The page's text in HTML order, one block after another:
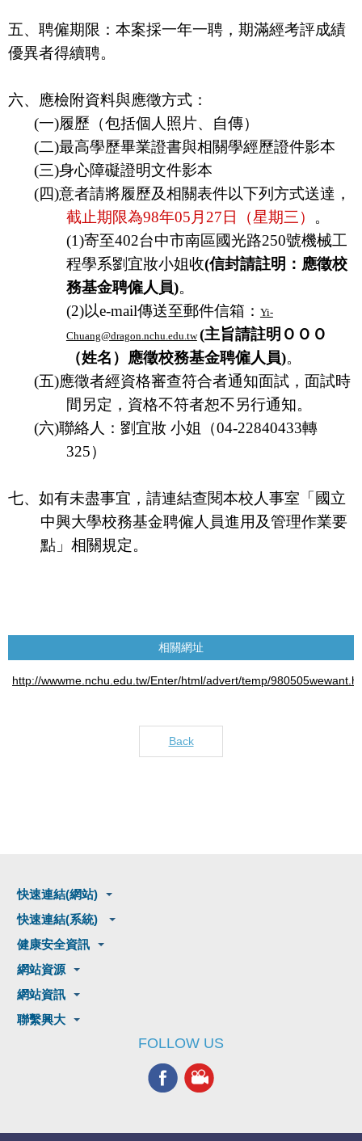
五、聘僱期限：本案採一年一聘，期滿經考評成績
優異者得續聘。
六、應檢附資料與應徵方式：
(一)履歷（包括個人照片、自傳）
(二)最高學歷畢業證書與相關學經歷證件影本
(三)身心障礙證明文件影本
(四)意者請將履歷及相關表件以下列方式送達，
截止期限為98年05 月 27日（星期三） 。
(1)寄至402台中市南區國光路250號機械工
程學系劉宜妝小姐收(信封請註明：應徵校
務基金聘僱人員)。
(2)以e-mail傳送至郵件信箱： Yi-
Chuang@dragon.nchu.edu.tw (主旨請註明ＯＯＯ
（姓名）應徵校務基金聘僱人員)。
(五)應徵者經資格審查符合者通知面試，面試時
間另定，資格不符者恕不另行通知。
(六)聯絡人：劉宜妝 小姐（04-22840433轉
325）
七、如有未盡事宜，請連結查閱本校人事室「國立
中興大學校務基金聘僱人員進用及管理作業要
點」相關規定。
相關網址
http://wwwme.nchu.edu.tw/Enter/html/advert/temp/
Back
快速連結(網站)
快速連結(系統)
健康安全資訊
網站資源
網站資訊
聯繫興大
FOLLOW US